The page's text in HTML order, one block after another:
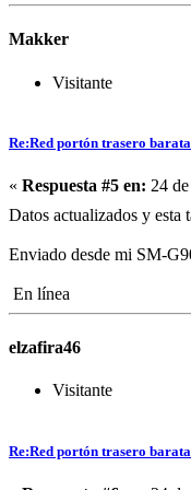
Makker
Visitante
Re:Red portón trasero
« Respuesta #5 en: 24
Datos actualizados y esta
Enviado desde mi SM-
En línea
elzafira46
Visitante
Re:Red portón trasero